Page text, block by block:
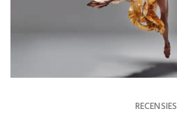
RECENSIES